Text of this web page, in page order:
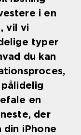
i en
vil vi
typer
du kan
en
der
iPhone